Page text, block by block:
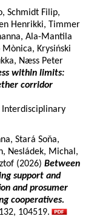
Schmidt Filip,
Henrikki, Timmer
Ala-Mantila
Mònica, Krysiński
Næss Peter
within limits:
corridor
Interdisciplinary
Stará Soňa,
Nesládek, Michal,
(2026) Between
support and
and prosumer
cooperatives.
104519.